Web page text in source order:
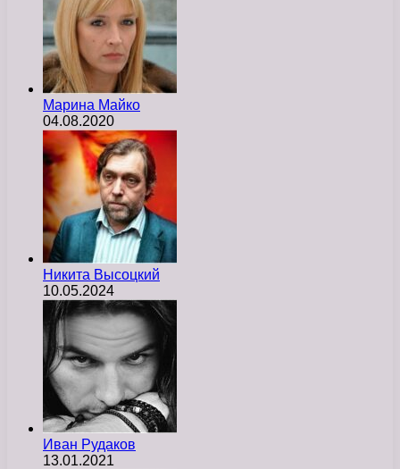
Марина Майко
04.08.2020
Никита Высоцкий
10.05.2024
Иван Рудаков
13.01.2021